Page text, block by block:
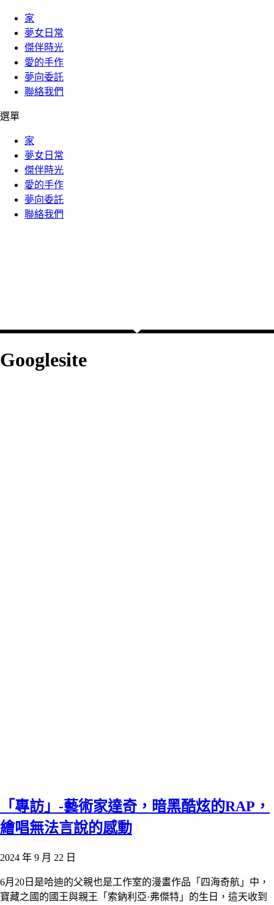
家
夢女日常
傑伴時光
愛的手作
夢向委託
聯絡我們
選單
家
夢女日常
傑伴時光
愛的手作
夢向委託
聯絡我們
Googlesite
「專訪」-藝術家達奇，暗黑酷炫的RAP，
繪唱無法言說的感動
2024 年 9 月 22 日
6月20日是哈迪的父親也是工作室的漫畫作品「四海奇航」中，
寶藏之國的國王與親王「索鈉利亞·弗傑特」的生日，這天收到